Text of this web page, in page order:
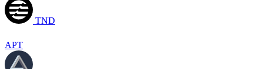
TND
APT